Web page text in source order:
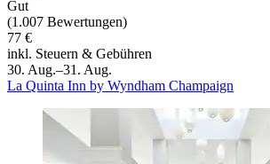
Gut
(1.007 Bewertungen)
77 €
inkl. Steuern & Gebühren
30. Aug.–31. Aug.
La Quinta Inn by Wyndham Champaign